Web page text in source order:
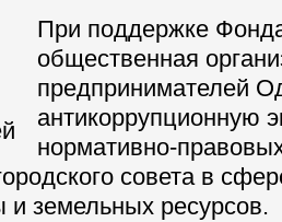
При поддержке
общественная
предпринимателей
антикоррупционную
нормативно-
совета в
земельных ресурсов.